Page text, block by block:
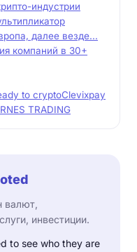
индустрии
далее везде...
компаний в 30+
to cryptoClevixpay
TRADING
валют,
инвестиции.
to see who they are